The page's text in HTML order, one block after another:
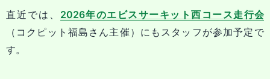
直近では、 2026年のエビスサーキット西コース走行会
（コクピット福島さん主催）にもスタッフが参加予定で
す。